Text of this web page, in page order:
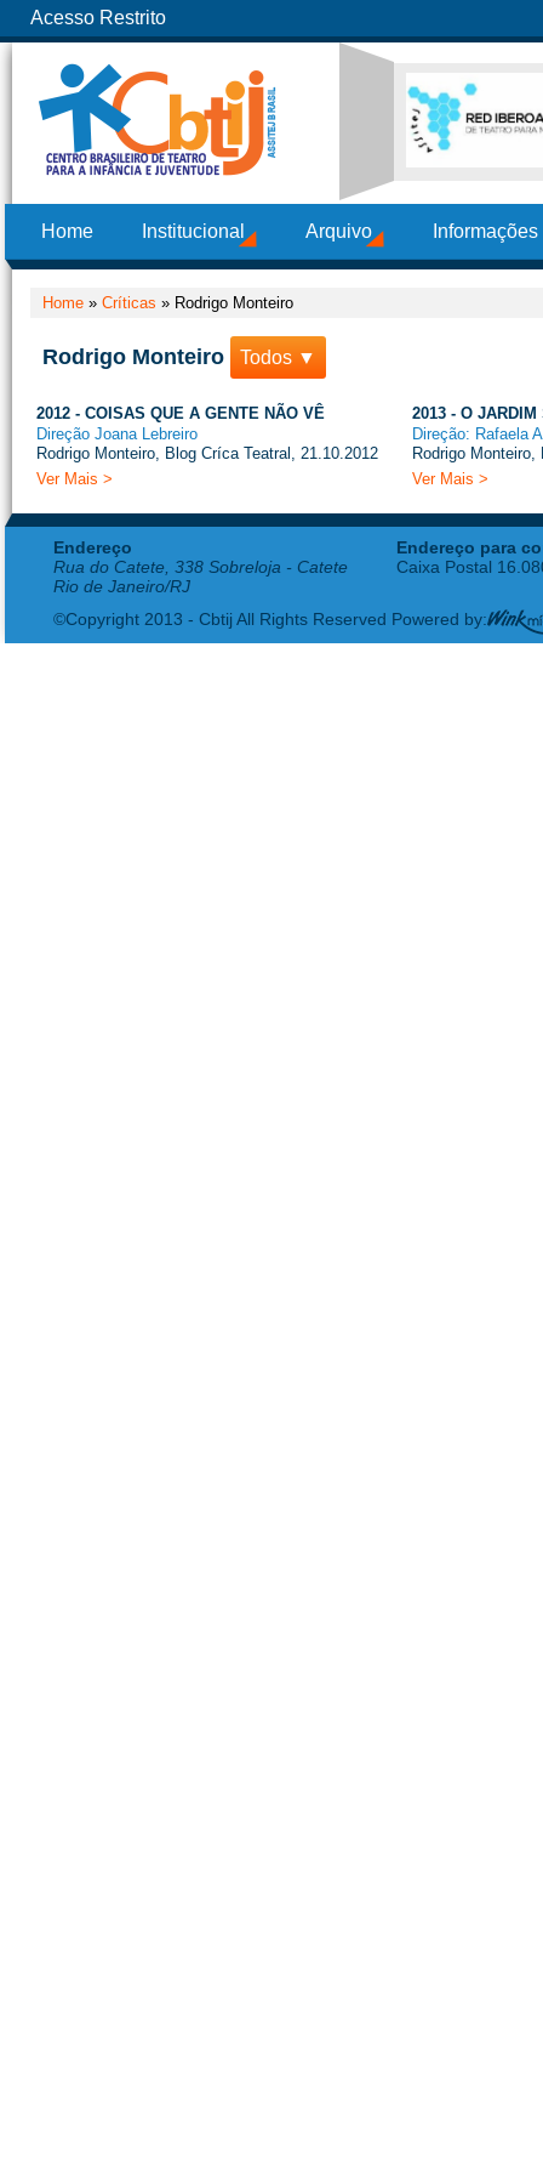
Acesso Restrito
Home Institucional Arquivo
Home » Críticas » Rodrigo Monteiro
Rodrigo Monteiro Todos ▼
2012 - COISAS QUE A GENTE NÃO VÊ
Direção Joana Lebreiro
Rodrigo Monteiro, Blog Críca Teatral, 21.10.2012
Ver Mais >
2013 - O JARDIM
Direção: Rafaela
Rodrigo
Ver Mais >
Endereço
Rua do Catete, 338 Sobreloja - Catete
Rio de Janeiro/RJ
Endereço para
Caixa Postal
©Copyright 2013 - Cbtij All Rights Reserved Powered by: